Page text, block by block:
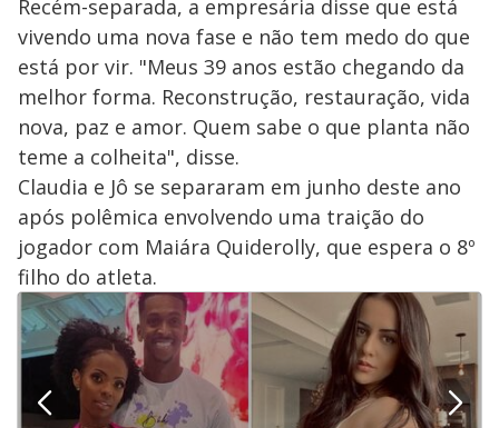
Recém-separada, a empresária disse que está
vivendo uma nova fase e não tem medo do que
está por vir. "Meus 39 anos estão chegando da
melhor forma. Reconstrução, restauração, vida
nova, paz e amor. Quem sabe o que planta não
teme a colheita", disse.
Claudia e Jô se separaram em junho deste ano
após polêmica envolvendo uma traição do
jogador com Maiára Quiderolly, que espera o 8º
filho do atleta.